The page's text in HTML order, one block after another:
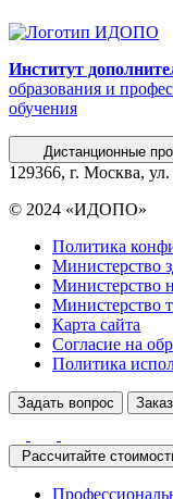
Институт
образования и
обучения
Дистанционные
129366, г. Москва,
© 2024 «ИДОПО»
Политика
Министерство
Министерство
Министерство
Карта сайта
Согласие на
Политика
Задать вопрос
Рассчитайте